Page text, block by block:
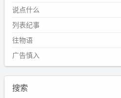
说点什么
列表纪事
往物语
广告慎入
搜索